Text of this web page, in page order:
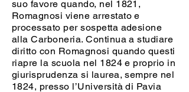
suo favore quando, nel 1821,
Romagnosi viene arrestato e
processato per sospetta adesione
alla Carboneria. Continua a studiare
diritto con Romagnosi quando questi
riapre la scuola nel 1824 e proprio in
giurisprudenza si laurea, sempre nel
1824, presso l’Università di Pavia